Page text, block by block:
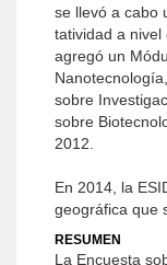
se llevó a cabo
tatividad a
agregó un
sobre
sobre
2012.
En 2014, la
geográfica que
RESUMEN
La Encuesta